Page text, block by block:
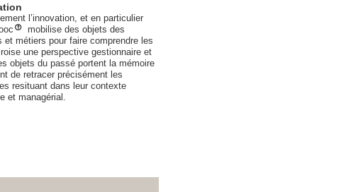
l’innovation, et en particulier
mobilise des objets des
métiers pour faire comprendre les
une perspective gestionnaire et
objets du passé portent la mémoire
de retracer précisément les
resituant dans leur contexte
et managérial.